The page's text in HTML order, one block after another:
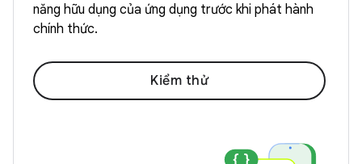
năng hữu dụng của ứng dụng trước khi phát hành
chính thức.
Kiểm thử